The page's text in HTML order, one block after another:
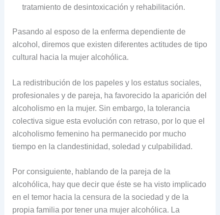
tratamiento de desintoxicación y rehabilitación.
Pasando al esposo de la enferma dependiente de
alcohol, diremos que existen diferentes actitudes de tipo
cultural hacia la mujer alcohólica.
La redistribución de los papeles y los estatus sociales,
profesionales y de pareja, ha favorecido la aparición del
alcoholismo en la mujer. Sin embargo, la tolerancia
colectiva sigue esta evolución con retraso, por lo que el
alcoholismo femenino ha permanecido por mucho
tiempo en la clandestinidad, soledad y culpabilidad.
Por consiguiente, hablando de la pareja de la
alcohólica, hay que decir que éste se ha visto implicado
en el temor hacia la censura de la sociedad y de la
propia familia por tener una mujer alcohólica. La